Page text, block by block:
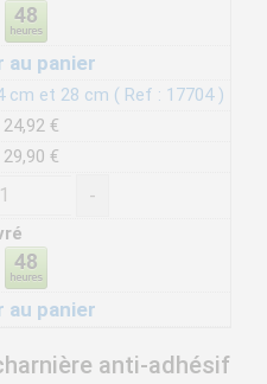
au panier
cm et 28 cm ( Ref : 17704 )
24,92 €
29,90 €
-
au panier
anti-adhésif